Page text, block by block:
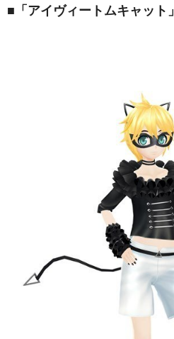
■「アイヴィートムキャット」